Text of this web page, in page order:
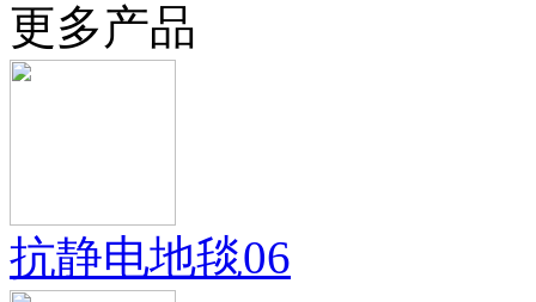
更多产品
抗静电地毯06